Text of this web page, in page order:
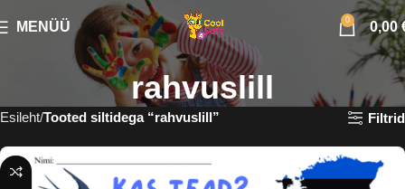
MENÜÜ 0 0,00
rahvuslill
Esileht Tooted siltidega “rahvuslill” Filtrid